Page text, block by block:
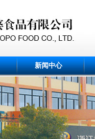
新闻中心